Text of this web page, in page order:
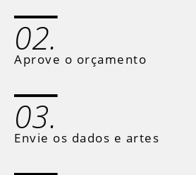
02.
Aprove o orçamento
03.
Envie os dados e artes